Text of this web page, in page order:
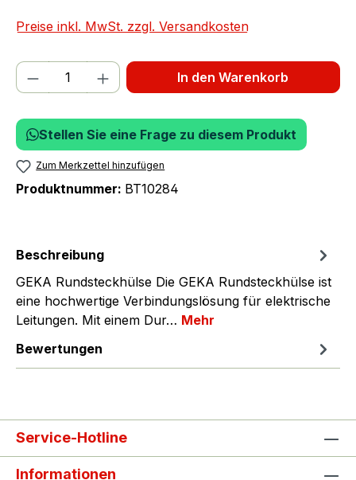
Preise inkl. MwSt. zzgl. Versandkosten
Produkt Anzahl: Gib den gewünschten
In den Warenkorb
Stellen Sie eine Frage zu diesem Produkt
Zum Merkzettel hinzufügen
Produktnummer: BT10284
Beschreibung
GEKA Rundsteckhülse Die GEKA Rundsteckhülse ist
eine hochwertige Verbindungslösung für elektrische
Leitungen. Mit einem Dur… Mehr
Bewertungen
Service-Hotline
Informationen